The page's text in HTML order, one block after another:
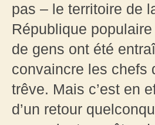
pas – le territoire de
République
de gens ont été
convaincre les chefs
trêve. Mais c’est en
d’un retour